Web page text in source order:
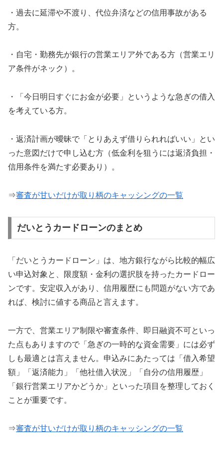
・過去に延滞や不渡り、代位弁済などの信用事故がある
方。
・自宅・勤務先が銀行の営業エリア外である方（営業エリ
ア条件がネック）。
・「今日明日すぐにお金が必要」というような急ぎの借入
を考えている方。
・返済計画が曖昧で「とりあえず借りられればいい」とい
った意図だけで申し込む方（低金利を狙うには返済負担・
信用条件を満たす必要あり）。
⇒審査が甘いだけが取り柄のキャッシングの一覧
だいとうカードローンのまとめ
「だいとうカードローン」は、地方銀行ながら比較的幅広
い申込対象と、限度額・金利の選択肢を持ったカードロー
ンです。安定収入があり、信用履歴にも問題がない方であ
れば、検討に値する商品と言えます。
一方で、営業エリア制限や審査条件、即日融資不可といっ
た点もありますので「急ぎの一時的な資金需要」には必ず
しも最適とは言えません。申込みにあたっては「借入希望
額」「返済能力」「他社借入状況」「自分の信用履歴」
「銀行営業エリアかどうか」といった項目を整理しておく
ことが重要です。
⇒審査が甘いだけが取り柄のキャッシングの一覧